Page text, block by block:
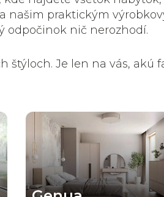
našim praktickým
odpočinok nič nerozhodí.
štýloch. Je len na vás, akú